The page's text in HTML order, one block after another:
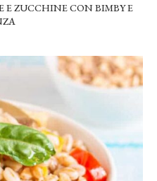
ZUCCHINE CON BIMBY E